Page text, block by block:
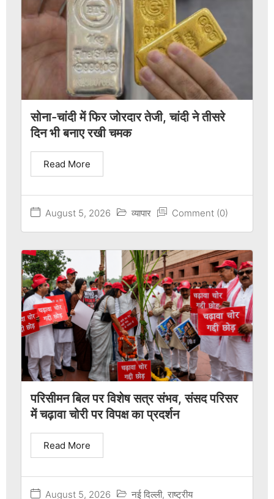
सोना-चांदी में फिर जोरदार तेजी, चांदी ने तीसरे
दिन भी बनाए रखी चमक
August 5, 2026 व्यापार Comment (0)
Read More
परिसीमन बिल पर विशेष सत्र संभव, संसद परिसर
में चढ़ावा चोरी पर विपक्ष का प्रदर्शन
August 5, 2026 नई दिल्ली, राष्ट्रीय
Read More